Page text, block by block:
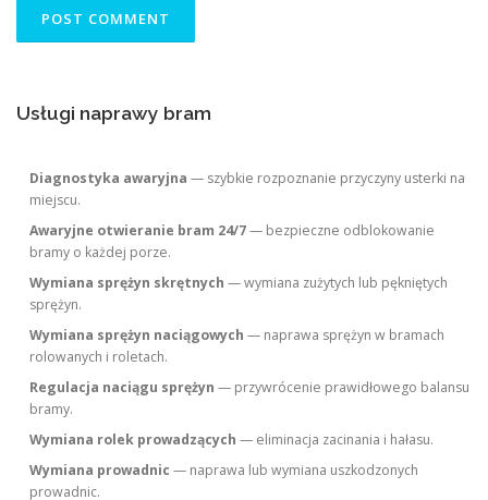
Usługi naprawy bram
Diagnostyka awaryjna — szybkie rozpoznanie przyczyny usterki na
miejscu.
Awaryjne otwieranie bram 24/7— bezpieczne odblokowanie
bramy o każdej porze.
Wymiana sprężyn skrętnych — wymiana zużytych lub pękniętych
sprężyn.
Wymiana sprężyn naciągowych — naprawa sprężyn w bramach
rolowanych i roletach.
Regulacja naciągu sprężyn — przywrócenie prawidłowego balansu
bramy.
Wymiana rolek prowadzących — eliminacja zacinania i hałasu.
Wymiana prowadnic — naprawa lub wymiana uszkodzonych
prowadnic.